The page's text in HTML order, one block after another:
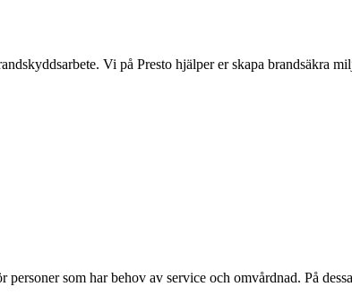
Vi på Presto hjälper er skapa brandsäkra
som har behov av service och omvårdnad. På